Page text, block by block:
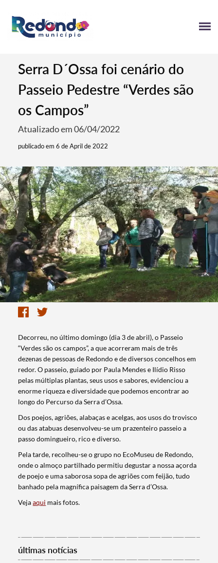
Termo de Pesquisa
Serra D´Ossa foi cenário do
Passeio Pedestre “Verdes são
os Campos”
Atualizado em 06/04/2022
publicado em 6 de April de 2022
Decorreu, no último domingo (dia 3 de abril), o Passeio
“Verdes são os campos”, a que acorreram mais de três
dezenas de pessoas de Redondo e de diversos concelhos em
redor. O passeio, guiado por Paula Mendes e Ilídio Risso
pelas múltiplas plantas, seus usos e sabores, evidenciou a
enorme riqueza e diversidade que podemos encontrar ao
longo do Percurso da Serra d’Ossa.
Dos poejos, agriões, alabaças e acelgas, aos usos do trovisco
ou das atabuas desenvolveu-se um prazenteiro passeio a
passo domingueiro, rico e diverso.
Pela tarde, recolheu-se o grupo no EcoMuseu de Redondo,
onde o almoço partilhado permitiu degustar a nossa açorda
de poejo e uma saborosa sopa de agriões com feijão, tudo
banhado pela magnífica paisagem da Serra d’Ossa.
Vejaaqui mais fotos.
últimas notícias